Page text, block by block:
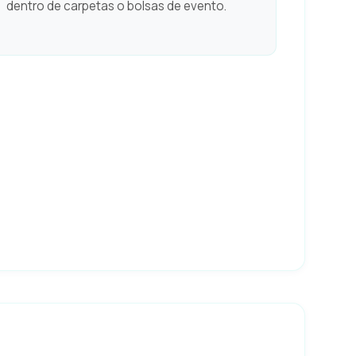
dentro de carpetas o bolsas de evento.